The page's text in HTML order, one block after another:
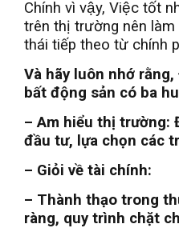
Chính vì vậy, Việc tốt
trên thị trường nên
thái tiếp theo từ chính
Và hãy luôn nhớ
bất động sản có ba
– Am hiểu thị trường:
đầu tư, lựa chọn các
– Giỏi về tài chính:
– Thành thạo trong
ràng, quy trình chặt